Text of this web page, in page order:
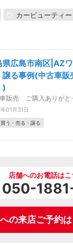
カービューティー
県広島市南区|AZ
譲る事例(中古車
)
販売 ご購入ありがと
01月31日
う・売る・譲る
店舗へのお電話はこ
050-
の来店ご予約